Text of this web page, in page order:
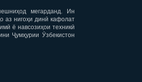
мегарданд. Ин
аз нигоҳи динӣ кафолат
ё навсозиҳои техникӣ
Ҷумҳурии Ӯзбекистон